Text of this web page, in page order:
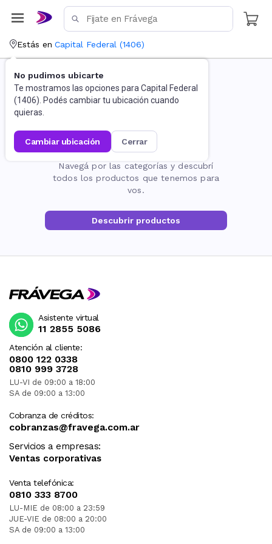
Estás en Capital Federal (1406)
No pudimos ubicarte
Te mostramos las opciones para Capital Federal
(1406). Podés cambiar tu ubicación cuando
quieras.
cambiar ubicación cerrar
La página no existe
Navegá por las categorías y descubrí
todos los productos que tenemos para
vos.
Descubrir productos
Atención al cliente:
0800 122 0338
0810 999 3728
LU-VI de 09:00 a 18:00
SA de 09:00 a 13:00
Cobranza de créditos:
cobranzas@fravega.com.ar
Servicios a empresas:
Ventas corporativas
Venta telefónica:
0810 333 8700
LU-MIE de 08:00 a 23:59
JUE-VIE de 08:00 a 20:00
SA de 09:00 a 13:00
Asistente virtual
11 2855 5086